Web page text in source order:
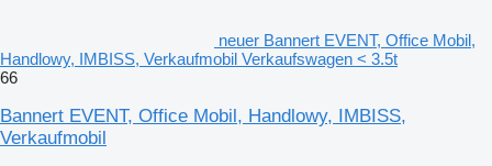
neuer Bannert EVENT, Office Mobil,
Handlowy, IMBISS, Verkaufmobil Verkaufswagen < 3.5t
66
Bannert EVENT, Office Mobil, Handlowy, IMBISS,
Verkaufmobil